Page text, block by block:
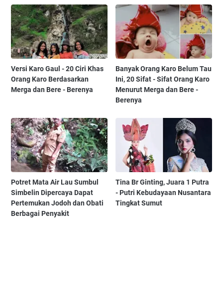
Versi Karo Gaul - 20 Ciri Khas
Orang Karo Berdasarkan
Merga dan Bere - Berenya
Banyak Orang Karo Belum Tau
Ini, 20 Sifat - Sifat Orang Karo
Menurut Merga dan Bere -
Berenya
Potret Mata Air Lau Sumbul
Simbelin Dipercaya Dapat
Pertemukan Jodoh dan Obati
Berbagai Penyakit
Tina Br Ginting, Juara 1 Putra
- Putri Kebudayaan Nusantara
Tingkat Sumut